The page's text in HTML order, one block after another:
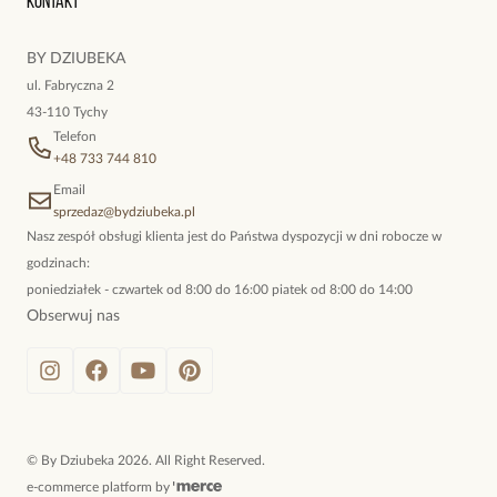
BY DZIUBEKA
ul. Fabryczna 2
43-110 Tychy
Telefon
+48 733 744 810
Email
sprzedaz@bydziubeka.pl
Nasz zespół obsługi klienta jest do Państwa dyspozycji w dni robocze w
godzinach:
poniedziałek - czwartek od 8:00 do 16:00 piatek od 8:00 do 14:00
Obserwuj nas
© By Dziubeka 2026. All Right Reserved.
e-commerce platform by